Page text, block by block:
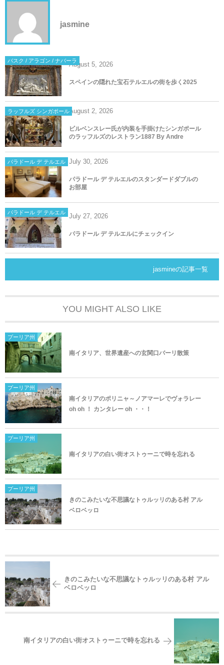
jasmine
バスク / アラゴン / ナバーラAugust 5 2026
スペインの隠れた宝石テルエルの街を歩く2025
ラッフルズ シンガポールAugust 2 2026
ビルベンスレー氏が内装を手掛けたシンガポール
のラッフルズのレストラン1887 By Andre
パラドール デ テルエル July 30 2026
パラドール デ テルエルのスタンダードダブルの
お部屋
パラドール デ テルエル July 27 2026
パラドール デ テルエルにチェックイン
jasmineの記事一覧
YOU MIGHT ALSO LIKE
プーリア州
南イタリア、世界遺産への玄関口バーリ散策
プーリア州
南イタリアのポリニャ～ノアマーレでヴォラレー
oh oh ！ カンタレー oh ・・！
プーリア州
南イタリアの白い街オストゥーニで時を忘れる
プーリア州
きのこみたいな不思議なトゥルッリのある村 アル
ベロベッロ
きのこみたいな不思議なトゥルッリのある村 アル
ベロベッロ
南イタリアの白い街オストゥーニで時を忘れる